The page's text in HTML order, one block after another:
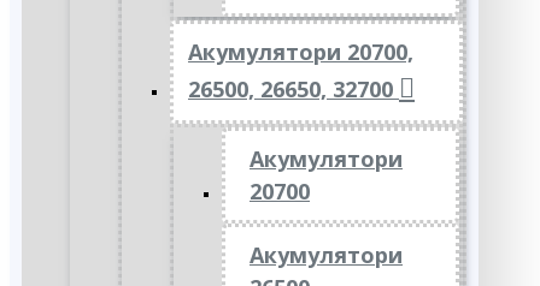
Акумулятори 20700,
26500, 26650, 32700
Акумулятори
20700
Акумулятори